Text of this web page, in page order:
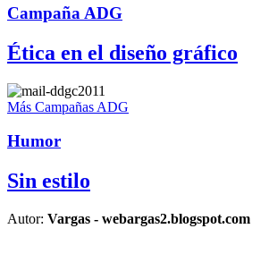
Campaña ADG
Ética en el diseño gráfico
Más Campañas ADG
Humor
Sin estilo
Autor: Vargas - webargas2.blogspot.com